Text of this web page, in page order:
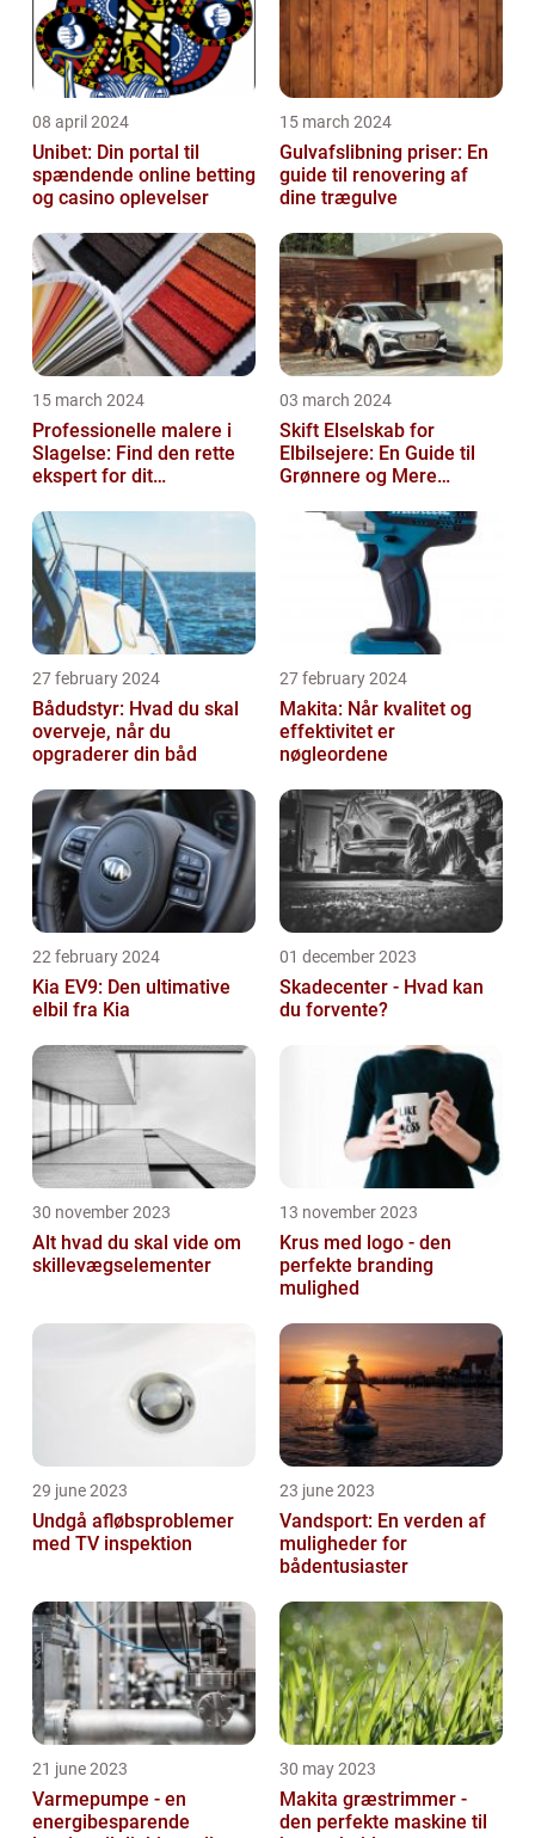
08 april 2024
Unibet: Din portal til
spændende online betting
og casino oplevelser
15 march 2024
Gulvafslibning priser: En
guide til renovering af
dine trægulve
15 march 2024
Professionelle malere i
Slagelse: Find den rette
ekspert for dit
03 march 2024
Skift Elselskab for
Elbilsejere: En Guide til
Grønnere og Mere
27 february 2024
Bådudstyr: Hvad du skal
overveje, når du
opgraderer din båd
27 february 2024
Makita: Når kvalitet og
effektivitet er
nøgleordene
22 february 2024
Kia EV9: Den ultimative
elbil fra Kia
01 december 2023
Skadecenter - Hvad kan
du forvente?
30 november 2023
Alt hvad du skal vide om
skillevægselementer
13 november 2023
Krus med logo - den
perfekte branding
mulighed
29 june 2023
Undgå afløbsproblemer
med TV inspektion
23 june 2023
Vandsport: En verden af
muligheder for
bådentusiaster
21 june 2023
Varmepumpe - en
energibesparende
30 may 2023
Makita græstrimmer -
den perfekte maskine til